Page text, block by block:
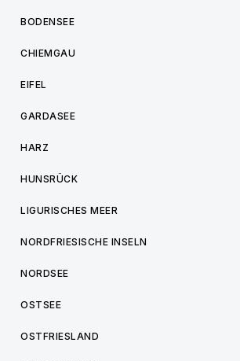
BODENSEE
CHIEMGAU
EIFEL
GARDASEE
HARZ
HUNSRÜCK
LIGURISCHES MEER
NORDFRIESISCHE INSELN
NORDSEE
OSTSEE
OSTFRIESLAND